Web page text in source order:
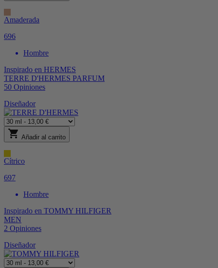
Amaderada
696
Hombre
Inspirado en HERMES
TERRE D'HERMES PARFUM
50 Opiniones
Diseñador
shopping_cart Añadir al carrito
Cítrico
697
Hombre
Inspirado en TOMMY HILFIGER
MEN
2 Opiniones
Diseñador